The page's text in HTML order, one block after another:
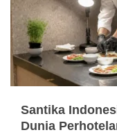
Santika
Dunia